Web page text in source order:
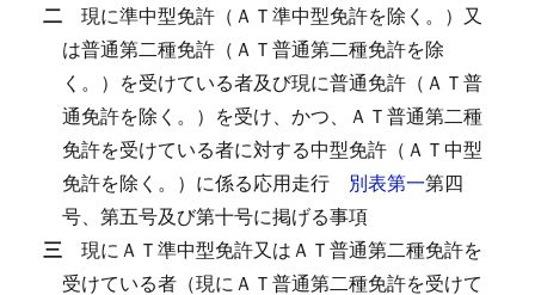
二 現に準中型免許（ＡＴ準中型免許を除く。）又
は普通第二種免許（ＡＴ普通第二種免許を除
く。）を受けている者及び現に普通免許（ＡＴ普
通免許を除く。）を受け、かつ、ＡＴ普通第二種
免許を受けている者に対する中型免許（ＡＴ中型
免許を除く。）に係る応用走行
別表第一第四
号、第五号及び第十号に掲げる事項
三 現にＡＴ準中型免許又はＡＴ普通第二種免許を
受けている者（現にＡＴ普通第二種免許を受けて